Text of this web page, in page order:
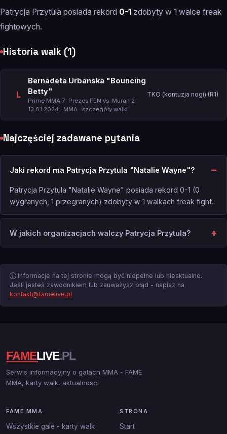
Patrycja Przytula posiada rekord 0-1 zdobyty w 1 walce freak
fightowych.
Historia walk (1)
L
Bernadeta Urbanska "Bouncing
Betty"
Prime MMA 7: Prezes FEN vs. Muran 2 ·
13.01.2024 · MMA · szczegóły walki
TKO (kontuzja nogi) (R1)
Najczęściej zadawane pytania
Jaki rekord ma Patrycja Przytula "Natalie Wayne"?
Patrycja Przytula "Natalie Wayne" posiada rekord 0-1 (0
wygranych, 1 przegranych) zdobyty w 1 walkach freak fight.
W jakich organizacjach walczy Patrycja Przytula?
Informacje na tej stronie mogą być niepełne lub nieaktualne.
Jeśli jesteś zawodnikiem lub zauważysz błąd - napisz na
kontakt@famelive.pl
Serwis informacyjny o galach MMA - FAME
MMA, karty walk, aktualnosci
FAME MMA
Wszystkie gale - karty walk
STRONA
Start